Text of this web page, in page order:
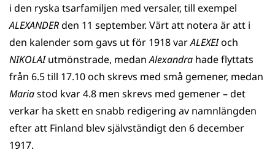
i den ryska tsarfamiljen med versaler, till exempel
ALEXANDERden 11 september. Värt att notera är att i
den kalender som gavs ut för 1918 varALEXEIoch
NIKOLAIutmönstrade, medanAlexandra hade flyttats
från 6.5 till 17.10 och skrevs med små gemener, medan
Mariastod kvar 4.8 men skrevs med gemener – det
verkar ha skett en snabb redigering av namnlängden
efter att Finland blev självständigt den 6 december
1917.